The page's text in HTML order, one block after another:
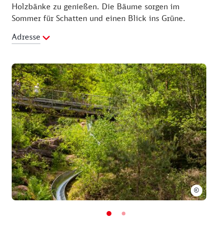
Holzbänke zu genießen. Die Bäume sorgen im
Sommer für Schatten und einen Blick ins Grüne.
Adresse
©